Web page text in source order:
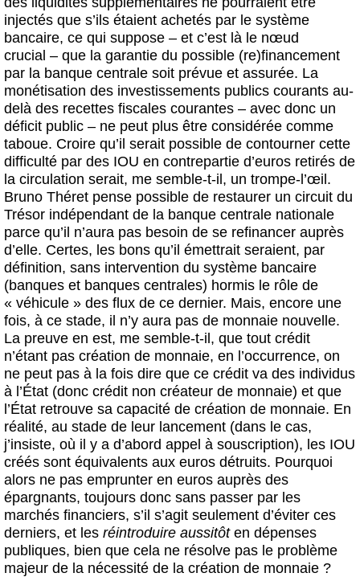
injectés que s’ils étaient achetés par le système
bancaire, ce qui suppose – et c’est là le nœud
crucial – que la garantie du possible (re)financement
par la banque centrale soit prévue et assurée. La
monétisation des investissements publics courants au-
delà des recettes fiscales courantes – avec donc un
déficit public – ne peut plus être considérée comme
taboue. Croire qu’il serait possible de contourner cette
difficulté par des IOU en contrepartie d’euros retirés de
la circulation serait, me semble-t-il, un trompe-l’œil.
Bruno Théret pense possible de restaurer un circuit du
Trésor indépendant de la banque centrale nationale
parce qu’il n’aura pas besoin de se refinancer auprès
d’elle. Certes, les bons qu’il émettrait seraient, par
définition, sans intervention du système bancaire
(banques et banques centrales) hormis le rôle de
« véhicule » des flux de ce dernier. Mais, encore une
fois, à ce stade, il n’y aura pas de monnaie nouvelle.
La preuve en est, me semble-t-il, que tout crédit
n’étant pas création de monnaie, en l’occurrence, on
ne peut pas à la fois dire que ce crédit va des individus
à l’État (donc crédit non créateur de monnaie) et que
l’État retrouve sa capacité de création de monnaie. En
réalité, au stade de leur lancement (dans le cas,
j’insiste, où il y a d’abord appel à souscription), les IOU
créés sont équivalents aux euros détruits. Pourquoi
alors ne pas emprunter en euros auprès des
épargnants, toujours donc sans passer par les
marchés financiers, s’il s’agit seulement d’éviter ces
derniers, et les réintroduire aussitôten dépenses
publiques, bien que cela ne résolve pas le problème
majeur de la nécessité de la création de monnaie ?